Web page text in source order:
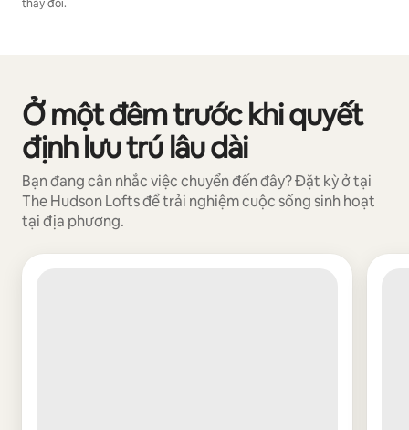
thay đổi.
Ở một đêm trước khi quyết
định lưu trú lâu dài
Bạn đang cân nhắc việc chuyển đến đây? Đặt kỳ ở tại
The Hudson Lofts để trải nghiệm cuộc sống sinh hoạt
tại địa phương.
Đang hiển thị 0/0 mục